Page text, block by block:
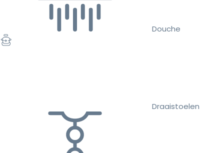
Douche
Draaistoelen